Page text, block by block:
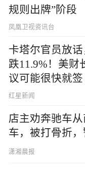
规则出牌”阶段
凤凰卫视资讯台
卡塔尔官员放
跌11.9%！美财
议可能很快就签
红星新闻
店主劝奔驰车
车，被打骨折
潇湘晨报